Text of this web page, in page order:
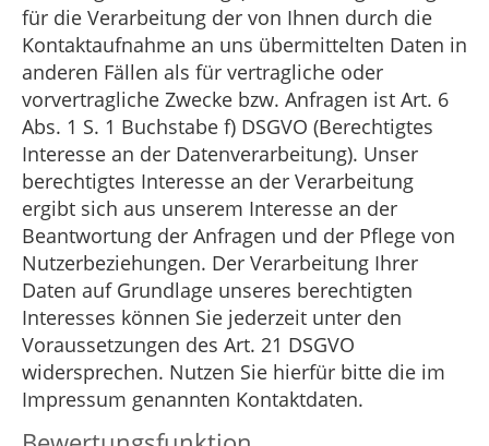
für die Verarbeitung der von Ihnen durch die
Kontaktaufnahme an uns übermittelten Daten in
anderen Fällen als für vertragliche oder
vorvertragliche Zwecke bzw. Anfragen ist Art. 6
Abs. 1 S. 1 Buchstabe f) DSGVO (Berechtigtes
Interesse an der Datenverarbeitung). Unser
berechtigtes Interesse an der Verarbeitung
ergibt sich aus unserem Interesse an der
Beantwortung der Anfragen und der Pflege von
Nutzerbeziehungen. Der Verarbeitung Ihrer
Daten auf Grundlage unseres berechtigten
Interesses können Sie jederzeit unter den
Voraussetzungen des Art. 21 DSGVO
widersprechen. Nutzen Sie hierfür bitte die im
Impressum genannten Kontaktdaten.